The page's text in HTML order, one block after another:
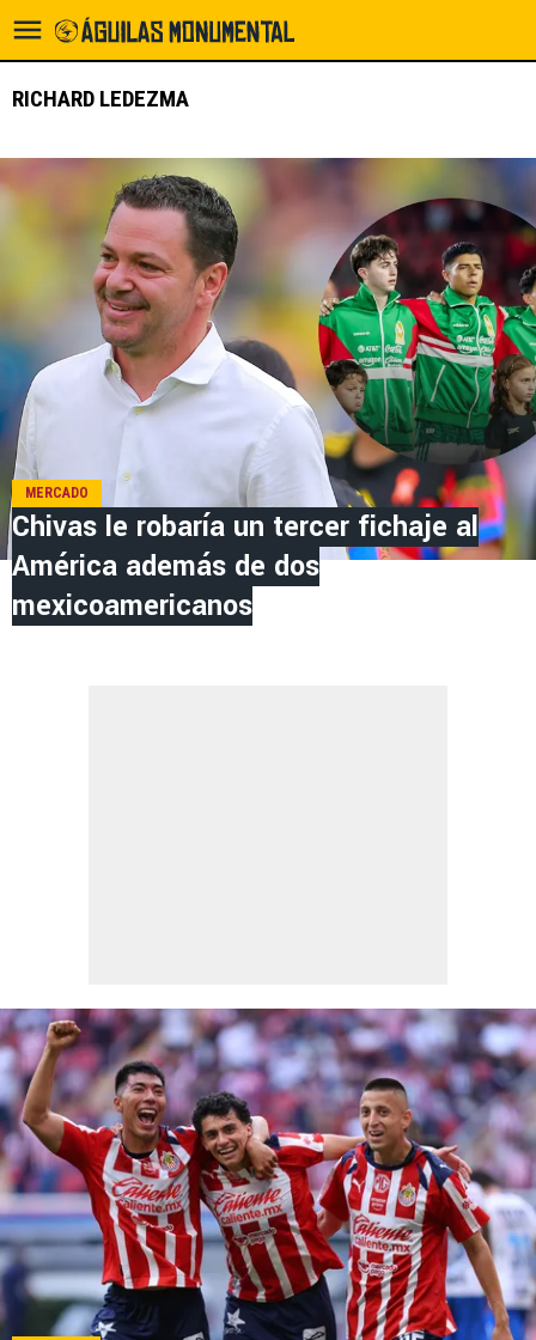
RICHARD LEDEZMA
MERCADO
Chivas le robaría un tercer fichaje al
América además de dos
mexicoamericanos